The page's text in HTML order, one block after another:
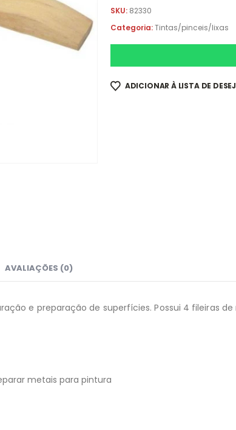
SKU: 82330
Categoria:Tintas/pinceis/lixas
ADICIONAR À LISTA DE
AVALIAÇÕES (0)
e preparação de superfícies. Possui 4 fileiras
metais para pintura